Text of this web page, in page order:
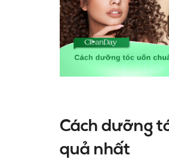
Cách dưỡng
quả nhất